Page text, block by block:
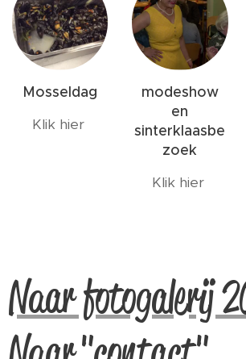
Mosseldag
Klik hier
modeshow
en
sinterklaasbe
zoek
Klik hier
Naar fotogalerij